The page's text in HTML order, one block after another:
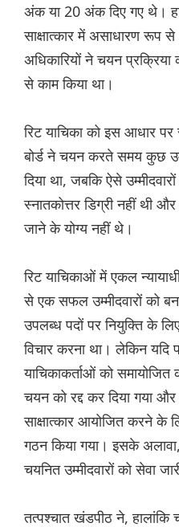
अंक या 20 अंक दिए गए थे।
साक्षात्कार में असाधारण रूप
अधिकारियों ने चयन
से काम किया था।
रिट याचिका को इस आधार पर
बोर्ड ने चयन करते समय कुछ
दिया था, जबकि ऐसे
स्नातकोत्तर डिग्री नहीं थी
जाने के योग्य नहीं थे।
रिट याचिकाओं में एकल
से एक सफल उम्मीदवारों को
उपलब्ध पदों पर नियुक्ति के
विचार करना था। लेकिन
याचिकाकर्ताओं को
चयन को रद्द कर दिया गया और
साक्षात्कार आयोजित करने के
गठन किया गया। इसके
चयनित उम्मीदवारों को सेवा
तत्पश्चात खंडपीठ ने, हालांकि